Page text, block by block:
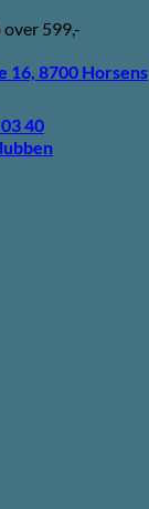
599,-
16, 8700 Horsens
40